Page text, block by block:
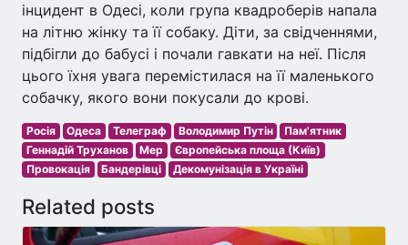
інцидент в Одесі, коли група квадроберів напала
на літню жінку та її собаку. Діти, за свідченнями,
підбігли до бабусі і почали гавкати на неї. Після
цього їхня увага перемістилася на її маленького
собачку, якого вони покусали до крові.
Росія Одеса Телеграф Володимир Путін
Пам'ятник
Геннадій Труханов
Мер
Європейська площа (Київ)
Провокація
Бандерівці Декомунізація в Україні
Related posts